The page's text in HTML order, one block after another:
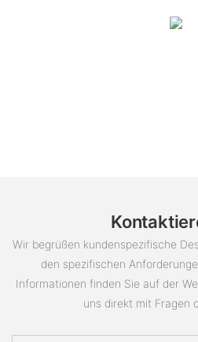
Wir begrüßen kundenspezifische
den spezifischen
Informationen finden Sie auf der
uns direkt mit Fragen